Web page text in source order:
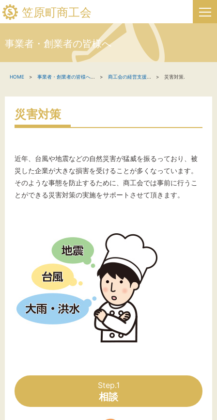
笠原町商工会
新着情報
関係機関の方へ
笠原町フリーページ
文字サイズ
標準 拡大
背景色
黒 白 黄
事業者・創業者の皆様へ
HOME 事業者・創業者の皆様へ 商工会の経営支援 災害対策.
災害対策
近年、台風や地震などの自然災害が猛威を振るっており、被
災した企業が大きな損害を受けることが多くなっています。
そのような事態を防止するために、商工会では事前に行うこ
とができる災害対策の実施をサポートさせて頂きます。
Step.1
相談